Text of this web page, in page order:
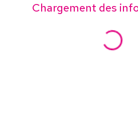
Chargement des